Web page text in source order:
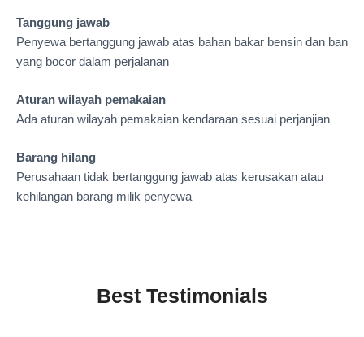
Tanggung jawab
Penyewa bertanggung jawab atas bahan bakar bensin dan ban
yang bocor dalam perjalanan
Aturan wilayah pemakaian
Ada aturan wilayah pemakaian kendaraan sesuai perjanjian
Barang hilang
Perusahaan tidak bertanggung jawab atas kerusakan atau
kehilangan barang milik penyewa
Best Testimonials